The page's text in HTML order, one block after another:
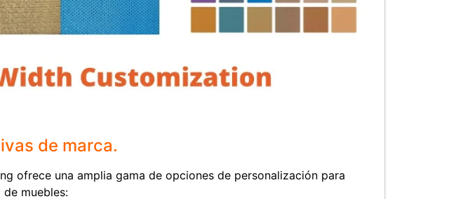
de marca.
ofrece una amplia gama de opciones de personalización para
muebles: